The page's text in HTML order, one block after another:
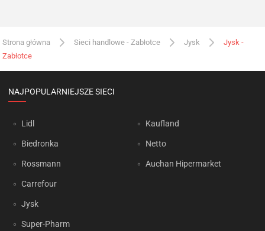
Strona główna Sieci handlowe - Zabłotce Jysk
Jysk -
Zabłotce
NAJPOPULARNIEJSZE SIECI
Lidl
Biedronka
Rossmann
Carrefour
Jysk
Super-Pharm
Kaufland
Netto
Auchan Hipermarket